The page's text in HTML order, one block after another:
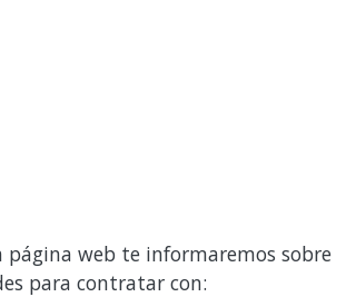
página web te informaremos sobre
para contratar con: